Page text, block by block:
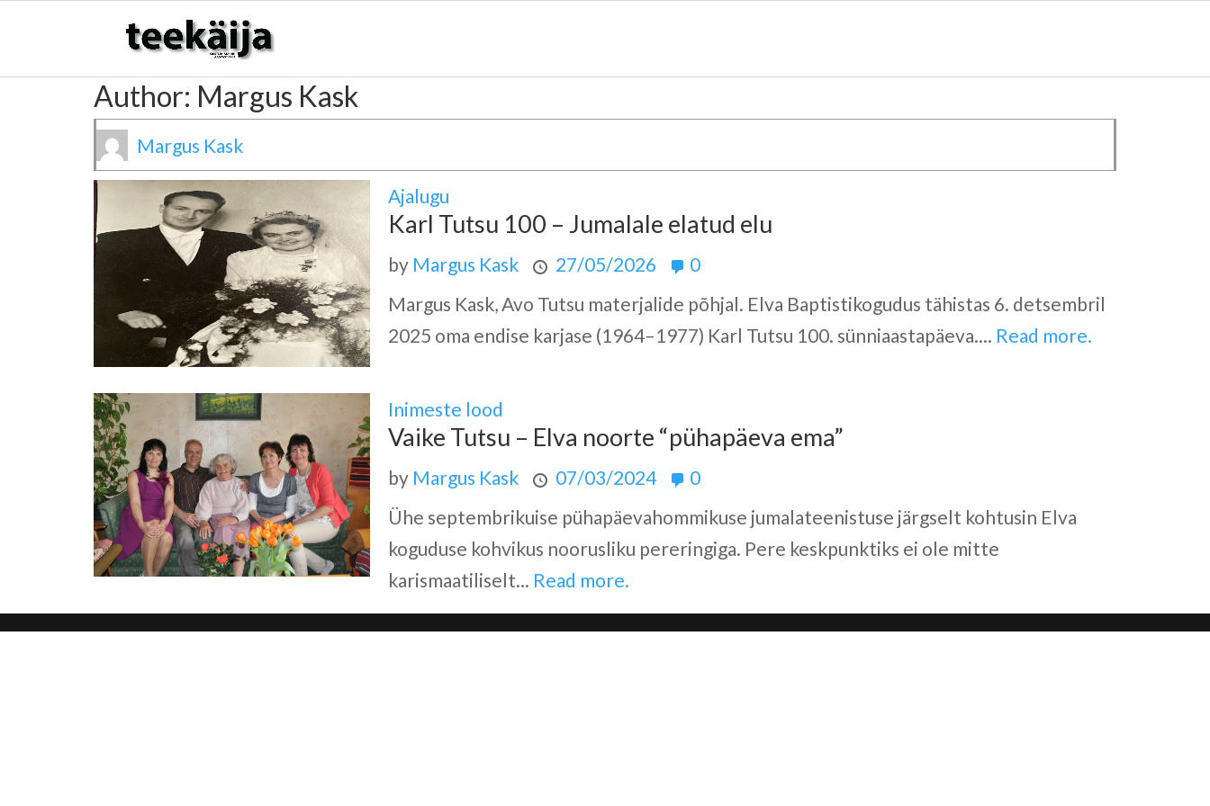
Author: Margus Kask
Margus Kask
Ajalugu
Karl Tutsu 100 – Jumalale elatud elu
by Margus Kask 27/05/2026
0
Margus Kask, Avo Tutsu materjalide põhjal. Elva Baptistikogudus tähistas 6. detsembril
2025 oma endise karjase (1964–1977) Karl Tutsu 100. sünniaastapäeva.... Read more.
Inimeste lood
Vaike Tutsu – Elva noorte “pühapäeva ema”
by Margus Kask 07/03/2024
0
Ühe septembrikuise pühapäevahommikuse jumalateenistuse järgselt kohtusin Elva
koguduse kohvikus noorusliku pereringiga. Pere keskpunktiks ei ole mitte
karismaatiliselt... Read more.